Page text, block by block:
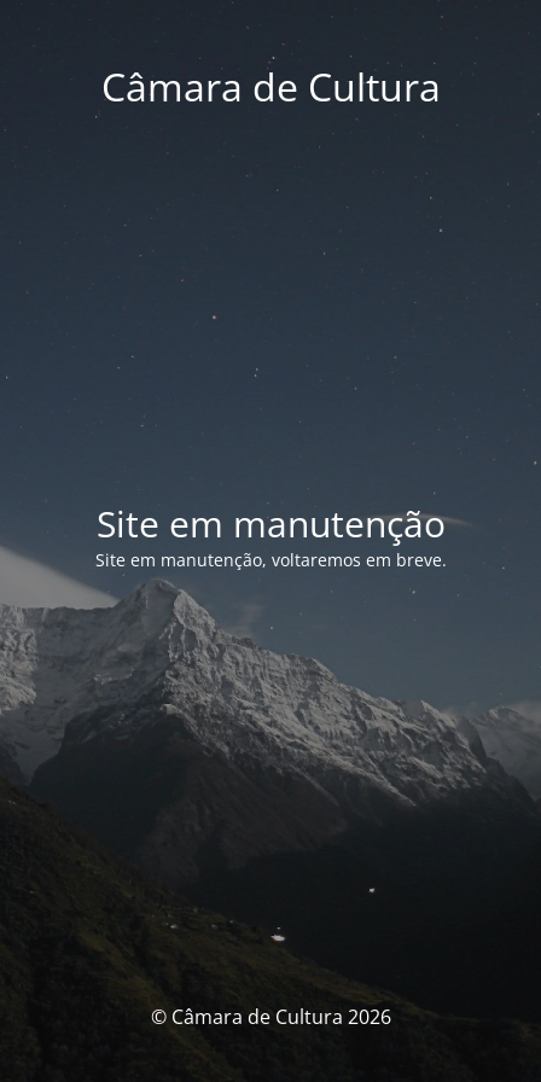
Câmara de Cultura
Site em manutenção
Site em manutenção, voltaremos em breve.
© Câmara de Cultura 2026